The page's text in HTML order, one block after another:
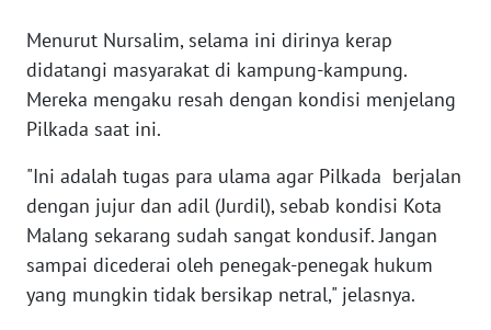
Menurut Nursalim, selama ini dirinya kerap
didatangi masyarakat di kampung-kampung.
Mereka mengaku resah dengan kondisi menjelang
Pilkada saat ini.
"Ini adalah tugas para ulama agar Pilkada berjalan
dengan jujur dan adil (Jurdil), sebab kondisi Kota
Malang sekarang sudah sangat kondusif. Jangan
sampai dicederai oleh penegak-penegak hukum
yang mungkin tidak bersikap netral," jelasnya.
WN
WN
KEPRI
WN
PAPUA
WN